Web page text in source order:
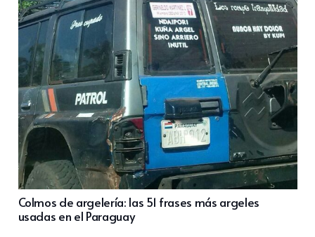
Colmos de argelería: las 51 frases más argeles
usadas en el Paraguay